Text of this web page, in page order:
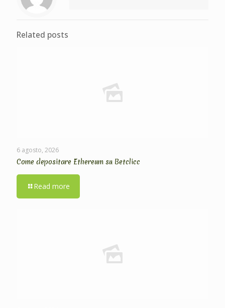
Related posts
6 agosto, 2026
Come depositare Ethereum su Betclicc
Read more